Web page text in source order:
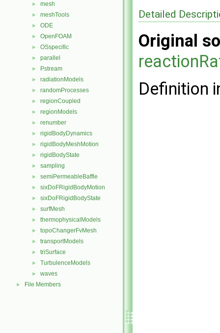
► mesh
► meshTools
► ODE
► OpenFOAM
► OSspecific
► parallel
► Pstream
► radiationModels
► randomProcesses
► regionCoupled
► regionModels
► renumber
► rigidBodyDynamics
► rigidBodyMeshMotion
► rigidBodyState
► sampling
► semiPermeableBaffle
► sixDoFRigidBodyMotion
► sixDoFRigidBodyState
► surfMesh
► thermophysicalModels
► topoChangerFvMesh
► transportModels
► triSurface
► TurbulenceModels
► waves
► File Members
Detailed
Original
Definition